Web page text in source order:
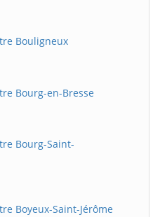
Bouligneux
Bourg-en-Bresse
Bourg-Saint-
Boyeux-Saint-Jérôme